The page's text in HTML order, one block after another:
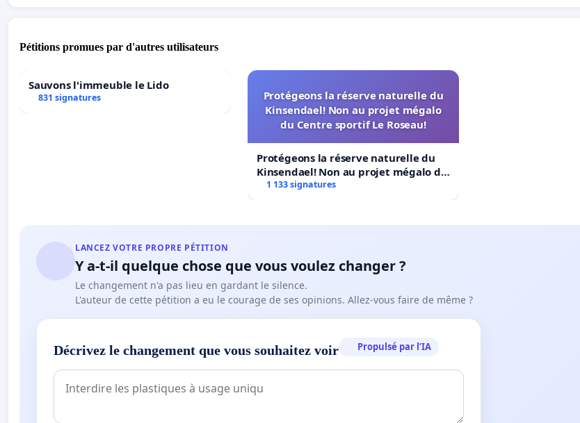
Pétitions promues par d'autres utilisateurs
Sauvons l'immeuble le Lido
831 signatures
Protégeons la réserve naturelle du
Kinsendael! Non au projet mégalo
du Centre sportif Le Roseau!
Protégeons la réserve naturelle du
Kinsendael! Non au projet mégalo du
Centre sportif Le Roseau!
1 133 signatures
LANCEZ VOTRE PROPRE PÉTITION
Y a-t-il quelque chose que vous voulez changer ?
Le changement n'a pas lieu en gardant le silence.
L'auteur de cette pétition a eu le courage de ses opinions. Allez-vous faire de même ?
Décrivez le changement que vous souhaitez voir Propulsé par l’IA